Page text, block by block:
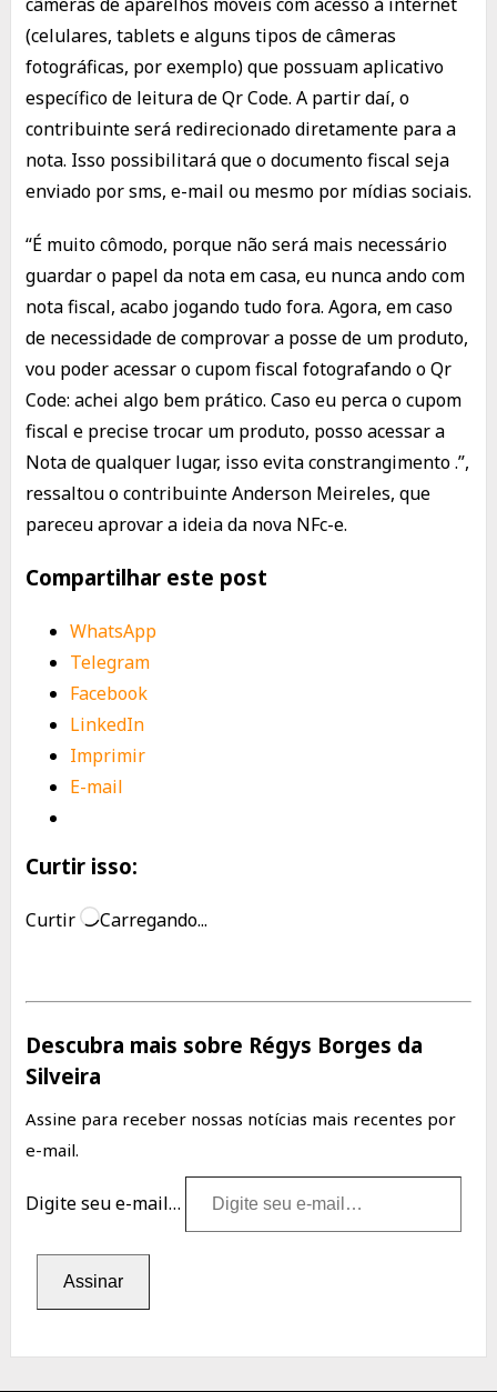
(celulares, tablets e alguns tipos de câmeras
fotográficas, por exemplo) que possuam aplicativo
específico de leitura de Qr Code. A partir daí, o
contribuinte será redirecionado diretamente para a
nota. Isso possibilitará que o documento fiscal seja
enviado por sms, e-mail ou mesmo por mídias sociais.
“É muito cômodo, porque não será mais necessário
guardar o papel da nota em casa, eu nunca ando com
nota fiscal, acabo jogando tudo fora. Agora, em caso
de necessidade de comprovar a posse de um produto,
vou poder acessar o cupom fiscal fotografando o Qr
Code: achei algo bem prático. Caso eu perca o cupom
fiscal e precise trocar um produto, posso acessar a
Nota de qualquer lugar, isso evita constrangimento .”,
ressaltou o contribuinte Anderson Meireles, que
pareceu aprovar a ideia da nova NFc-e.
Compartilhar este post
WhatsApp
Telegram
Facebook
LinkedIn
Imprimir
E-mail
Curtir isso:
Curtir Carregando...
Descubra mais sobre Régys Borges da
Silveira
Assine para receber nossas notícias mais recentes por
e-mail.
Digite seu e-mail…
Assinar